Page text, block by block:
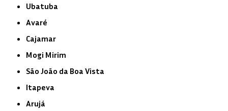
Ubatuba
Avaré
Cajamar
Mogi Mirim
São João da Boa Vista
Itapeva
Arujá